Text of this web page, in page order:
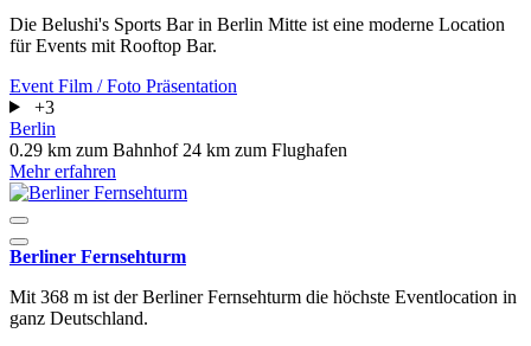
Die Belushi's Sports Bar in Berlin Mitte ist eine moderne Location
für Events mit Rooftop Bar.
Event Film / Foto Präsentation
+3
Berlin
0.29 km zum Bahnhof 24 km zum Flughafen
Mehr erfahren
Berliner Fernsehturm
Mit 368 m ist der Berliner Fernsehturm die höchste Eventlocation in
ganz Deutschland.